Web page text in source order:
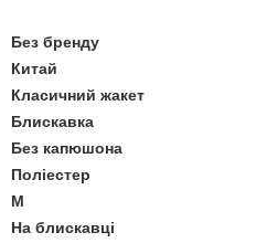
Без бренду
Китай
Класичний жакет
Блискавка
Без капюшона
Поліестер
M
На блискавці